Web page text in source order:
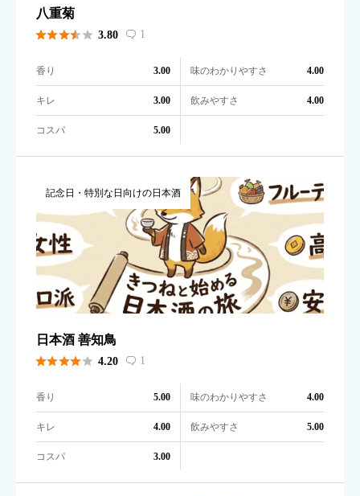
八重菊
 3.80  1
香り 3.00 味のわかりやすさ 4.00
キレ 3.00 飲みやすさ 4.00
コスパ 5.00
記念日・特別な日向けの日本酒
日本酒 善知鳥
 4.20  1
香り 5.00 味のわかりやすさ 4.00
キレ 4.00 飲みやすさ 5.00
コスパ 3.00